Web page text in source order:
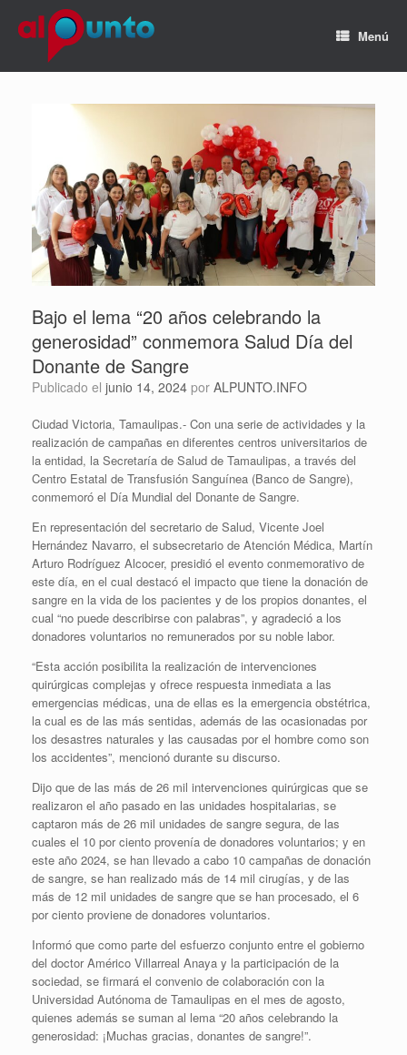
Menú
Bajo el lema “20 años celebrando la
generosidad” conmemora Salud Día del
Donante de Sangre
Publicado el junio 14, 2024 por ALPUNTO.INFO
Ciudad Victoria, Tamaulipas.- Con una serie de actividades y la
realización de campañas en diferentes centros universitarios de
la entidad, la Secretaría de Salud de Tamaulipas, a través del
Centro Estatal de Transfusión Sanguínea (Banco de Sangre),
conmemoró el Día Mundial del Donante de Sangre.
En representación del secretario de Salud, Vicente Joel
Hernández Navarro, el subsecretario de Atención Médica, Martín
Arturo Rodríguez Alcocer, presidió el evento conmemorativo de
este día, en el cual destacó el impacto que tiene la donación de
sangre en la vida de los pacientes y de los propios donantes, el
cual “no puede describirse con palabras”, y agradeció a los
donadores voluntarios no remunerados por su noble labor.
“Esta acción posibilita la realización de intervenciones
quirúrgicas complejas y ofrece respuesta inmediata a las
emergencias médicas, una de ellas es la emergencia obstétrica,
la cual es de las más sentidas, además de las ocasionadas por
los desastres naturales y las causadas por el hombre como son
los accidentes”, mencionó durante su discurso.
Dijo que de las más de 26 mil intervenciones quirúrgicas que se
realizaron el año pasado en las unidades hospitalarias, se
captaron más de 26 mil unidades de sangre segura, de las
cuales el 10 por ciento provenía de donadores voluntarios; y en
este año 2024, se han llevado a cabo 10 campañas de donación
de sangre, se han realizado más de 14 mil cirugías, y de las
más de 12 mil unidades de sangre que se han procesado, el 6
por ciento proviene de donadores voluntarios.
Informó que como parte del esfuerzo conjunto entre el gobierno
del doctor Américo Villarreal Anaya y la participación de la
sociedad, se firmará el convenio de colaboración con la
Universidad Autónoma de Tamaulipas en el mes de agosto,
quienes además se suman al lema “20 años celebrando la
generosidad: ¡Muchas gracias, donantes de sangre!”.